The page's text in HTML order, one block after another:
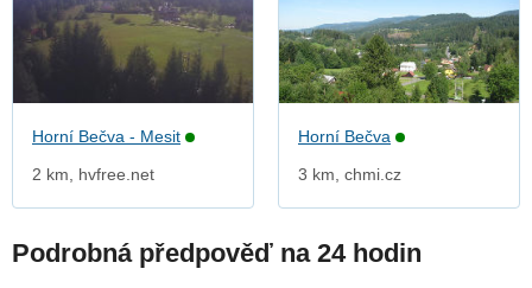
Horní Bečva - Mesit
2 km, hvfree.net
Horní Bečva
3 km, chmi.cz
Podrobná předpověď na 24 hodin